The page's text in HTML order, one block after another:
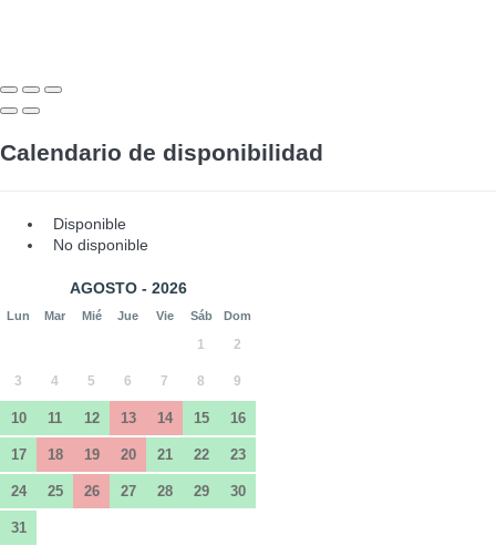
Calendario de disponibilidad
Disponible
No disponible
AGOSTO - 2026
Lun Mar Mié Jue Vie Sáb Dom
1 2
3 4 5 6 7 8 9
10 11 12 13 14 15 16
17 18 19 20 21 22 23
24 25 26 27 28 29 30
31